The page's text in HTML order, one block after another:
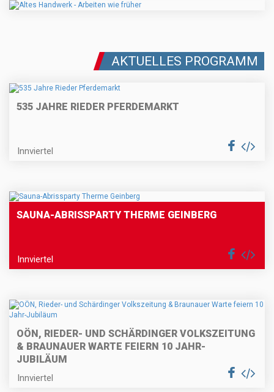
AKTUELLES PROGRAMM
535 JAHRE RIEDER PFERDEMARKT
Innviertel
SAUNA-ABRISSPARTY THERME GEINBERG
Innviertel
OÖN, RIEDER- UND SCHÄRDINGER VOLKSZEITUNG
& BRAUNAUER WARTE FEIERN 10 JAHR-
JUBILÄUM
Innviertel